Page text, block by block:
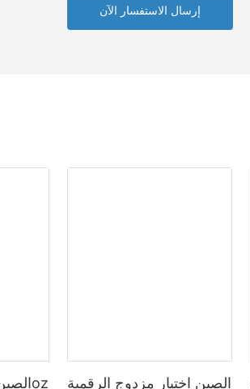
إرسال الاستفسار الآن
الصين اختيار مزدوج الرقمية